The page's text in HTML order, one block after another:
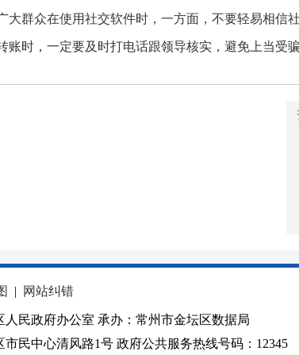
大群众在使用社交软件时，一方面，不要轻易相信
账时，一定要及时打电话跟领导核实，避免上当受
| 网站纠错
人民政府办公室 承办：常州市金坛区数据局
民中心清风路1号 政府公共服务热线号码：12345